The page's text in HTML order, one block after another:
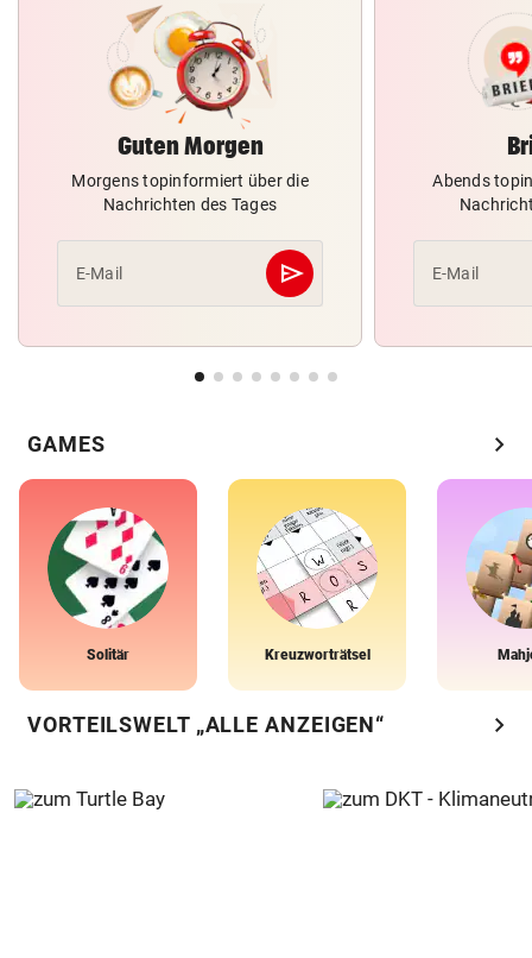
Guten Morgen
Morgens topinformiert über die
Nachrichten des Tages
E-Mail send
Abschicken
Abends
E-Mail
GAMES chevron_right
Solitär Kreuzworträtsel
VORTEILSWELT „ALLE ANZEIGEN“ chevron_right